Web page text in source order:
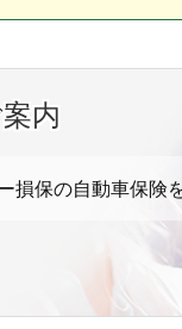
内
保の自動車保険